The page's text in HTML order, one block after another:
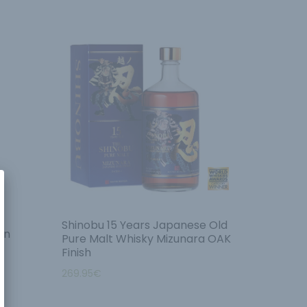
Shinobu 15 Years Japanese Old
Pure Malt Whisky Mizunara OAK
Finish
269.95€